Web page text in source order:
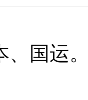
、国运